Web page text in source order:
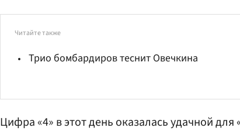
Читайте также
Трио бомбардиров теснит Овечкина
Цифра «4» в этот день оказалась удачной для